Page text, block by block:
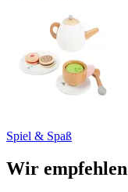
Spiel & Spaß
Wir empfehlen